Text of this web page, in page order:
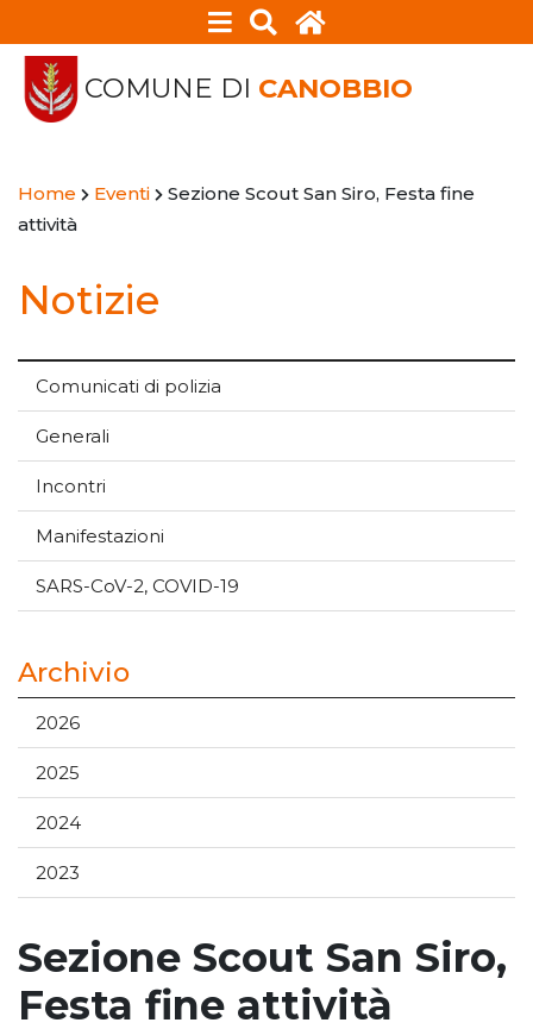
COMUNE DI CANOBBIO
Home Eventi
Sezione Scout San Siro, Festa fine
attività
Notizie
Comunicati di polizia
Generali
Incontri
Manifestazioni
SARS-CoV-2, COVID-19
Archivio
2026
2025
2024
2023
Sezione Scout San Siro,
Festa fine attività